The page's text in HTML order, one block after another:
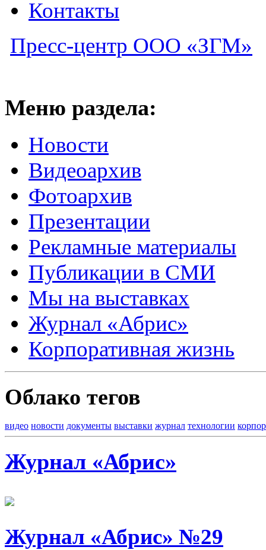
Контакты
Пресс-центр ООО «ЗГМ»
Меню раздела:
Новости
Видеоархив
Фотоархив
Презентации
Рекламные материалы
Публикации в СМИ
Мы на выставках
Журнал «Абрис»
Корпоративная жизнь
Облако тегов
видео новости документы выставки журнал технологии
Журнал «Абрис»
Журнал «Абрис» №29